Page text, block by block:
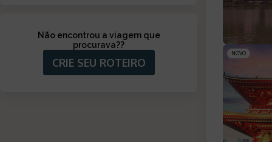
Não encontrou a viagem que
procurava??
CRIE SEU ROTEIRO
NOVO